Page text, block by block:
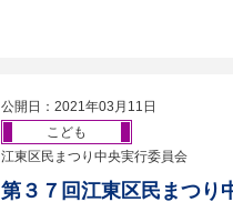
公開日：2021年03月11日
こども
江東区民まつり中央実行委員会
第３７回江東区民まつり